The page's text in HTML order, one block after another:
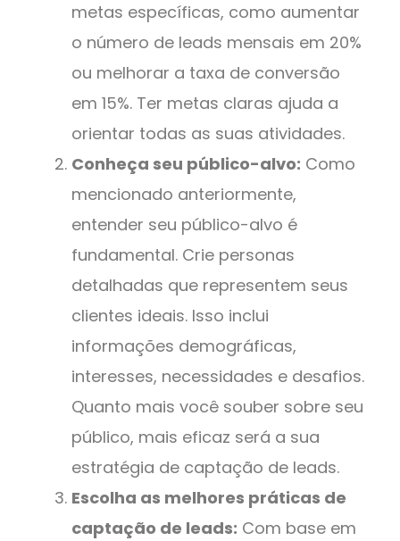
metas específicas, como aumentar
o número de leads mensais em 20%
ou melhorar a taxa de conversão
em 15%. Ter metas claras ajuda a
orientar todas as suas atividades.
Conheça seu público-alvo: Como
mencionado anteriormente,
entender seu público-alvo é
fundamental. Crie personas
detalhadas que representem seus
clientes ideais. Isso inclui
informações demográficas,
interesses, necessidades e desafios.
Quanto mais você souber sobre seu
público, mais eficaz será a sua
estratégia de captação de leads.
Escolha as melhores práticas de
captação de leads: Com base em